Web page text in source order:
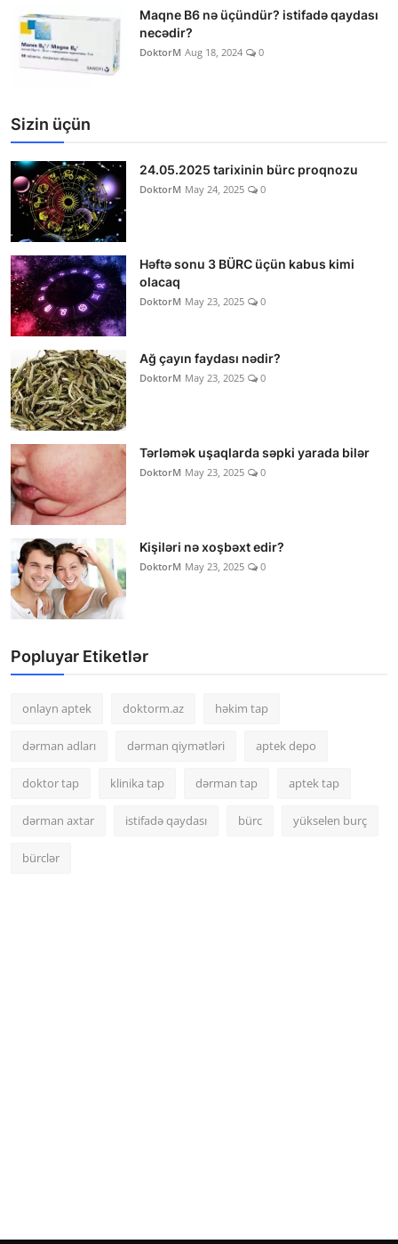
Maqne B6 nə üçündür? istifadə qaydası
necədir?
DoktorM Aug 18, 2024 0
Sizin üçün
24.05.2025 tarixinin bürc proqnozu
DoktorM May 24, 2025 0
Həftə sonu 3 BÜRC üçün kabus kimi
olacaq
DoktorM May 23, 2025 0
Ağ çayın faydası nədir?
DoktorM May 23, 2025 0
Tərləmək uşaqlarda səpki yarada bilər
DoktorM May 23, 2025 0
Kişiləri nə xoşbəxt edir?
DoktorM May 23, 2025 0
Popluyar Etiketlər
onlayn aptek doktorm.az həkim tap
dərman adları dərman qiymətləri aptek depo
doktor tap klinika tap dərman tap aptek tap
dərman axtar istifadə qaydası bürc yükselen burç
bürclər